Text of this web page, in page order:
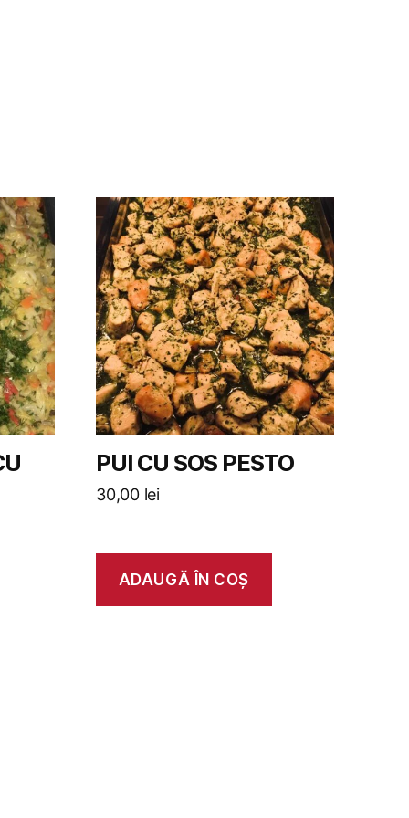
PUI CU SOS PESTO
30,00 lei
ADAUGĂ ÎN COȘ